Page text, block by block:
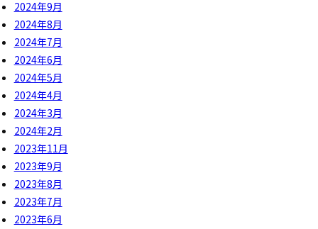
2024年9月
2024年8月
2024年7月
2024年6月
2024年5月
2024年4月
2024年3月
2024年2月
2023年11月
2023年9月
2023年8月
2023年7月
2023年6月